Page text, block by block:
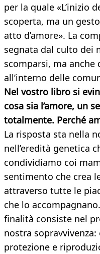
per la quale «L’inizio
scoperta, ma un
atto d’amore». La
segnata dal culto dei
scomparsi, ma anche
all’interno delle
Nel vostro libro si
cosa sia l’amore, un
totalmente. Perché
La risposta sta nella
nell’eredità genetica
condividiamo coi
sentimento che crea
attraverso tutte le
che lo
finalità consiste nel
nostra
protezione e